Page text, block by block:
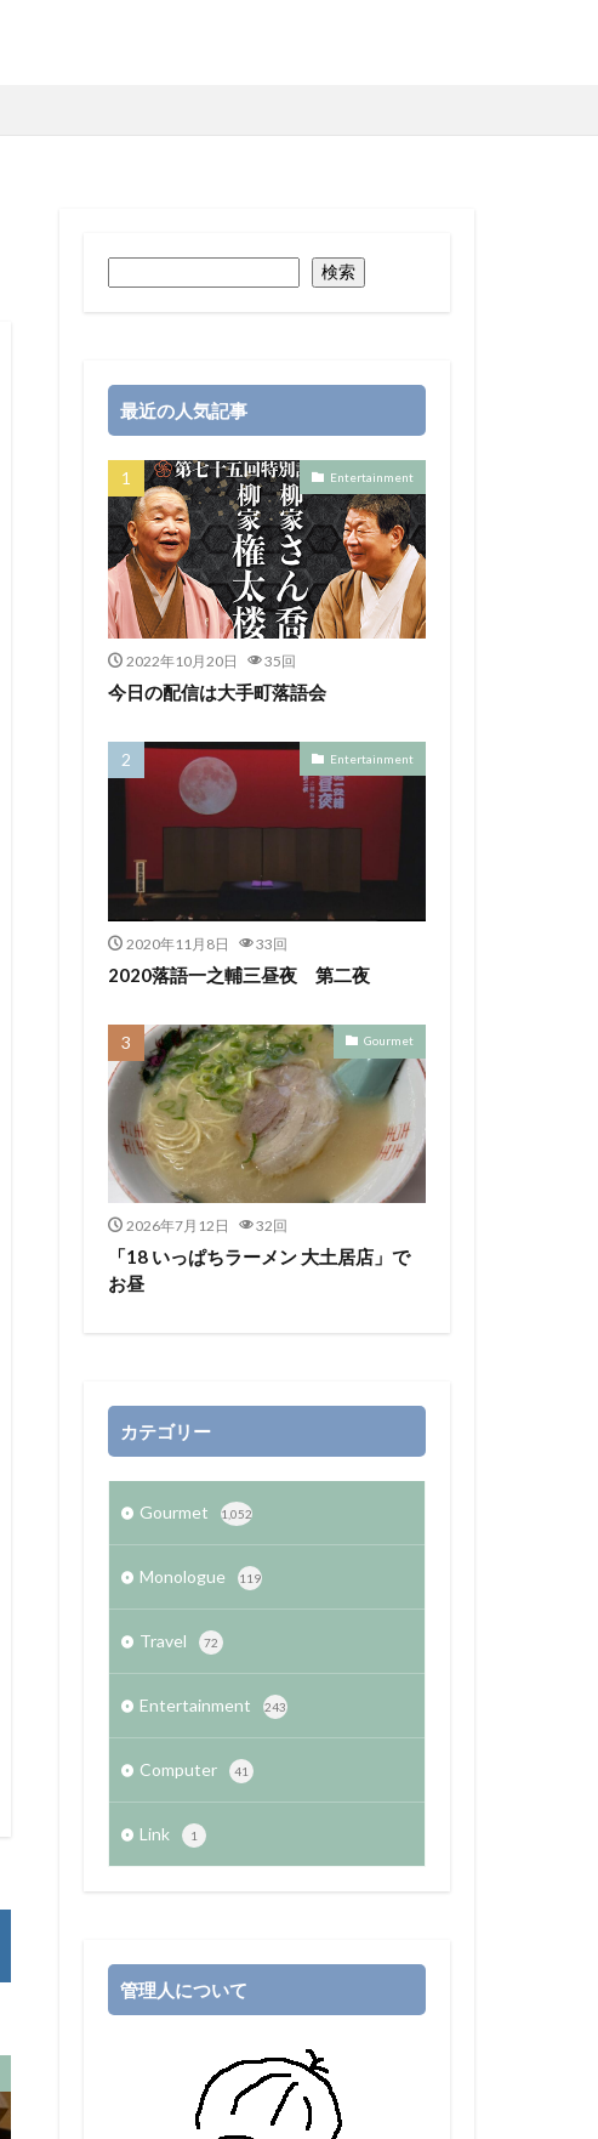
検索
最近の人気記事
Entertainment
2022年10月20日 35回
今日の配信は大手町落語会
Entertainment
2020年11月8日 33回
2020落語一之輔三昼夜 第二夜
Gourmet
2026年7月12日 32回
「18 いっぱちラーメン 大土居店」で
お昼
カテゴリー
Gourmet 1,052
Monologue 119
Travel 72
Entertainment 243
Computer 41
Link 1
管理人について